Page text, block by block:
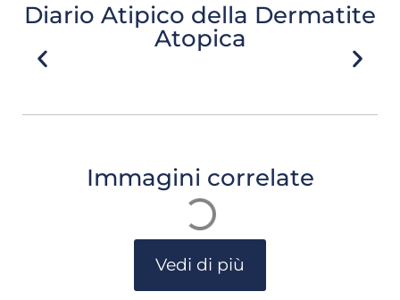
Diario Atipico della Dermatite
Atopica
Immagini correlate
Vedi di più